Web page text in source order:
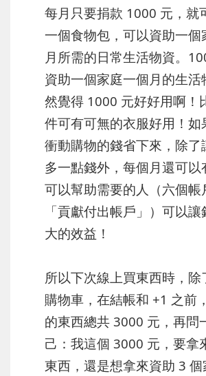
每月只要捐款 1000 元，就
一個食物包，可以資助一個
月所需的日常生活物資。
資助一個家庭一個月的生活
然覺得 1000 元好好用啊！
件可有可無的衣服好用！如
衝動購物的錢省下來，除了
多一點錢外，每個月還可以
可以幫助需要的人（六個帳
「貢獻付出帳戶」）可以
大的效益！
所以下次線上買東西時，除
購物車，在結帳和 +1 之前
的東西總共 3000 元，再問
己：我這個 3000 元，要拿
東西，還是想拿來資助 3